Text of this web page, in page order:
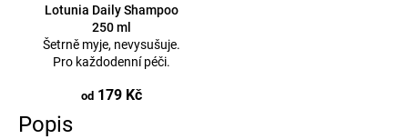
Lotunia Daily Shampoo
250 ml
Šetrně myje, nevysušuje.
Pro každodenní péči.
od179 Kč
Popis